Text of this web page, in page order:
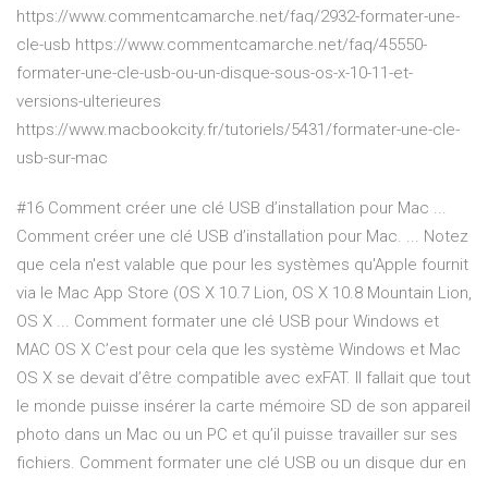
https://www.commentcamarche.net/faq/2932-formater-une-
cle-usb https://www.commentcamarche.net/faq/45550-
formater-une-cle-usb-ou-un-disque-sous-os-x-10-11-et-
versions-ulterieures
https://www.macbookcity.fr/tutoriels/5431/formater-une-cle-
usb-sur-mac
#16 Comment créer une clé USB d’installation pour Mac ...
Comment créer une clé USB d’installation pour Mac. ... Notez
que cela n'est valable que pour les systèmes qu'Apple fournit
via le Mac App Store (OS X 10.7 Lion, OS X 10.8 Mountain Lion,
OS X ... Comment formater une clé USB pour Windows et
MAC OS X C’est pour cela que les système Windows et Mac
OS X se devait d’être compatible avec exFAT. Il fallait que tout
le monde puisse insérer la carte mémoire SD de son appareil
photo dans un Mac ou un PC et qu’il puisse travailler sur ses
fichiers. Comment formater une clé USB ou un disque dur en